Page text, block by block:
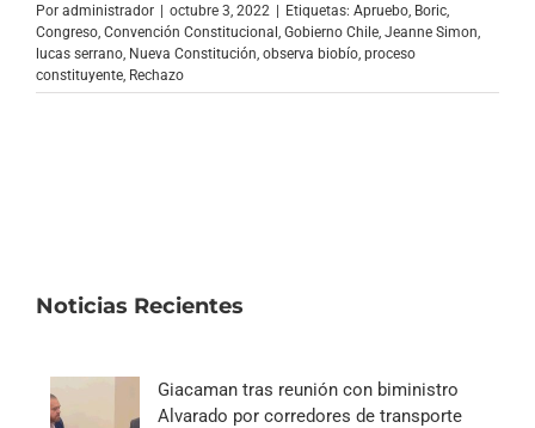
Por administrador | octubre 3, 2022 | Etiquetas: Apruebo Boric
Congreso Convención Constitucional Gobierno Chile Jeanne Simon
lucas serrano Nueva Constitución observa biobío proceso
constituyente Rechazo
Noticias Recientes
Giacaman tras reunión con biministro
Alvarado por corredores de transporte